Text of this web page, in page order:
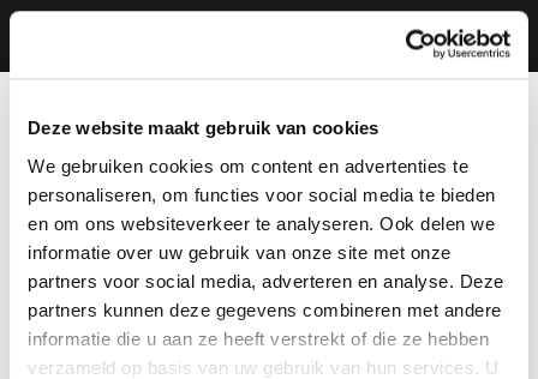
Deze website maakt gebruik van cookies
We gebruiken cookies om content en advertenties te
personaliseren, om functies voor social media te bieden
en om ons websiteverkeer te analyseren. Ook delen we
informatie over uw gebruik van onze site met onze
partners voor social media, adverteren en analyse. Deze
partners kunnen deze gegevens combineren met andere
informatie die u aan ze heeft verstrekt of die ze hebben
verzameld op basis van uw gebruik van hun services. U